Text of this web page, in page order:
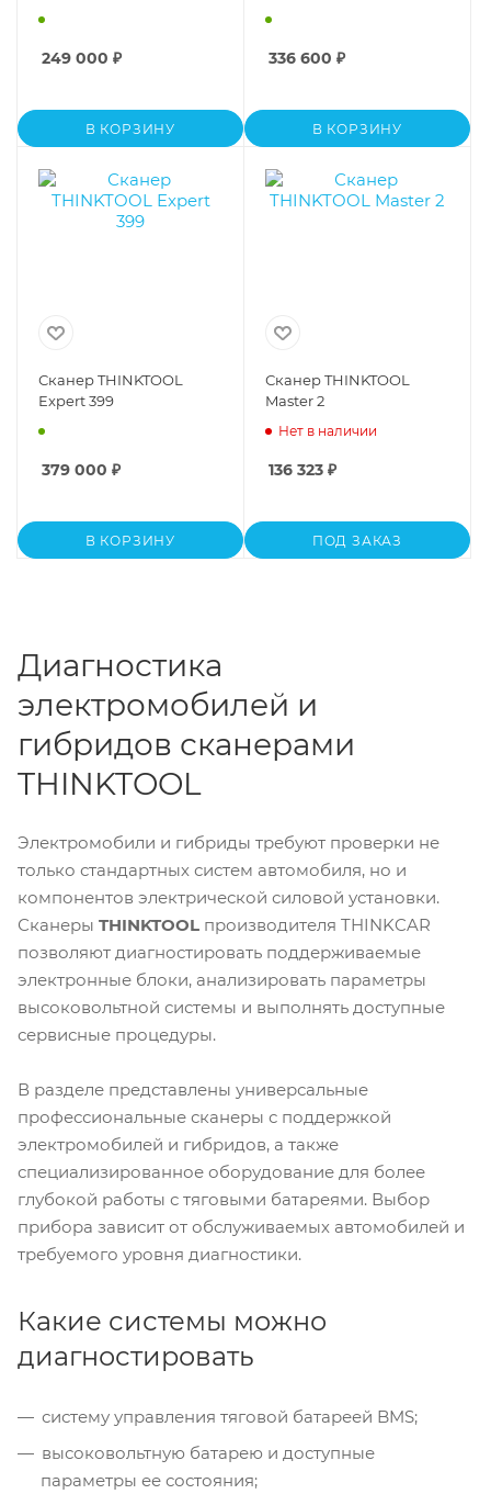
249 000 ₽
В КОРЗИНУ
336 600 ₽
В КОРЗИНУ
Сканер THINKTOOL
Expert 399
379 000 ₽
В КОРЗИНУ
Сканер THINKTOOL
Master 2
Нет в наличии
136 323 ₽
ПОД ЗАКАЗ
Диагностика
электромобилей и
гибридов сканерами
THINKTOOL
Электромобили и гибриды требуют проверки не
только стандартных систем автомобиля, но и
компонентов электрической силовой установки.
Сканеры THINKTOOL производителя THINKCAR
позволяют диагностировать поддерживаемые
электронные блоки, анализировать параметры
высоковольтной системы и выполнять доступные
сервисные процедуры.
В разделе представлены универсальные
профессиональные сканеры с поддержкой
электромобилей и гибридов, а также
специализированное оборудование для более
глубокой работы с тяговыми батареями. Выбор
прибора зависит от обслуживаемых автомобилей и
требуемого уровня диагностики.
Какие системы можно
диагностировать
систему управления тяговой батареей BMS;
высоковольтную батарею и доступные
параметры ее состояния;